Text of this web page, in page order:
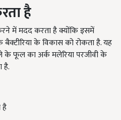
है
में मदद करता है क्योंकि इसमें
के विकास को रोकता है. यह
फूल का अर्क मलेरिया परजीवी के
है.